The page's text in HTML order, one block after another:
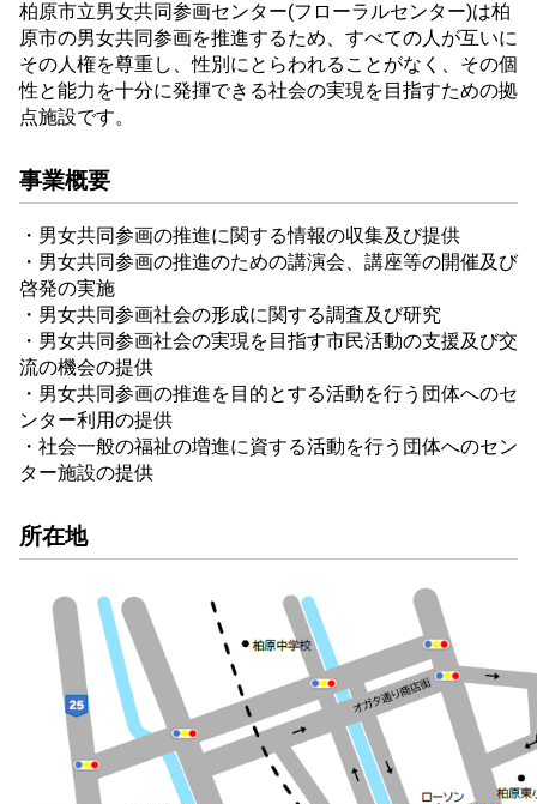
柏原市立男女共同参画センター(フローラルセンター)は柏
原市の男女共同参画を推進するため、すべての人が互いに
その人権を尊重し、性別にとらわれることがなく、その個
性と能力を十分に発揮できる社会の実現を目指すための拠
点施設です。
事業概要
・男女共同参画の推進に関する情報の収集及び提供
・男女共同参画の推進のための講演会、講座等の開催及び
啓発の実施
・男女共同参画社会の形成に関する調査及び研究
・男女共同参画社会の実現を目指す市民活動の支援及び交
流の機会の提供
・男女共同参画の推進を目的とする活動を行う団体へのセ
ンター利用の提供
・社会一般の福祉の増進に資する活動を行う団体へのセン
ター施設の提供
所在地